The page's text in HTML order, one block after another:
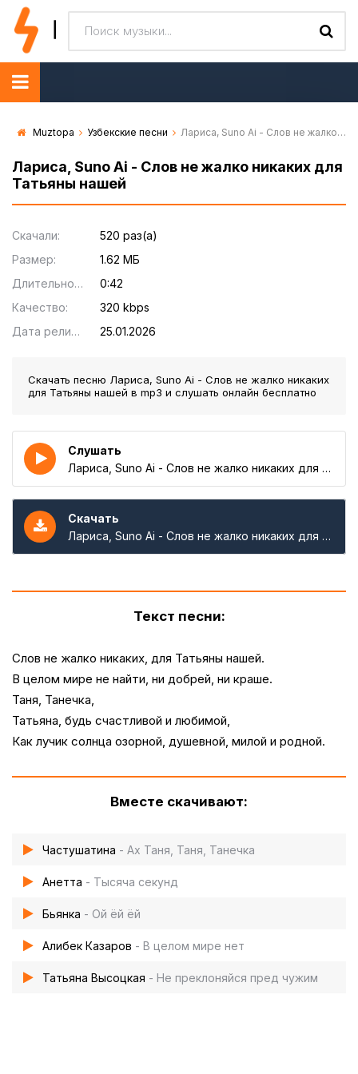
Muztopa Узбекские песни Лариса, Suno Ai - Слов не жалко никаких для Татьяны нашей
Лариса, Suno Ai - Слов не жалко никаких для
Татьяны нашей
Скачали:
520 раз(а)
Размер:
1.62 МБ
Длительность:
0:42
Качество:
320 kbps
Дата релиза:
25.01.2026
Скачать песню Лариса, Suno Ai - Слов не жалко никаких
для Татьяны нашей в mp3 и слушать онлайн бесплатно
Слушать
Лариса, Suno Ai - Слов не жалко никаких для Татьяны нашей
Скачать
Лариса, Suno Ai - Слов не жалко никаких для Татьяны нашей
Текст песни:
Слов не жалко никаких, для Татьяны нашей.
В целом мире не найти, ни добрей, ни краше.
Таня, Танечка,
Татьяна, будь счастливой и любимой,
Как лучик солнца озорной, душевной, милой и родной.
Вместе скачивают:
Частушатина - Ах Таня, Таня, Танечка
Анетта - Тысяча секунд
Бьянка - Ой ёй ёй
Алибек Казаров - В целом мире нет
Татьяна Высоцкая - Не преклоняйся пред чужим